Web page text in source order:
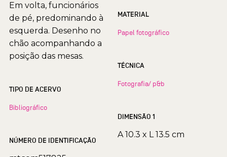
Em volta, funcionários
de pé, predominando à
esquerda. Desenho no
chão acompanhando a
posição das mesas.
TIPO DE ACERVO
Bibliográfico
NÚMERO DE IDENTIFICAÇÃO
MATERIAL
Papel fotográfico
TÉCNICA
Fotografia/ p&b
DIMENSÃO 1
A 10.3 x L 13.5 cm